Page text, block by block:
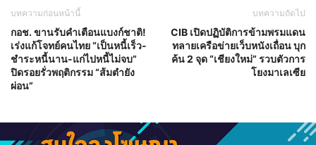
บทความก่อนหน้านี้
กอช. ขานรับคำเตือนแบงก์ชาติ!
เร่งแก้โจทย์คนไทย “เป็นหนี้เร็ว-
ชำระหนี้นาน-แก่ไปหนี้ไม่จบ”
ปิดรอยรั่วพฤติกรรม “ส้มตำยัง
ผ่อน”
บทความถัดไป
CIB เปิดปฏิบัติการข้ามพรมแดน
ทลายเครือข่ายเว็บหนังเถื่อน บุก
ค้น 2 จุด “เชียงใหม่” รวบตัวการ
โยงมาเลเซีย